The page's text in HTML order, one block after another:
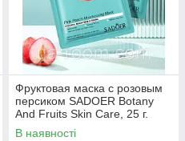
Фруктовая маска с розовым
персиком SADOER Botany
And Fruits Skin Care, 25 г.
В наявності